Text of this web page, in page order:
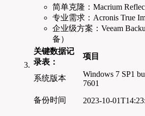
简单克隆：Macrium
专业需求：Acronis True
企业级方案：Veeam
备）
关键数据记
录表：
项目
系统版本
Windows 7 SP1
7601
备份时间 2023-10-